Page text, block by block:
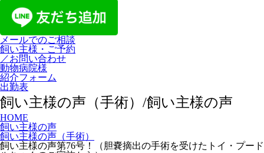
メールでのご相談
飼い主様・ご予約
／お問い合わせ
動物病院様
紹介フォーム
出勤表
飼い主様の声（手術）/飼い主様の声
HOME
飼い主様の声
飼い主様の声（手術）
飼い主様の声第76号！（胆嚢摘出の手術を受けたトイ・プード